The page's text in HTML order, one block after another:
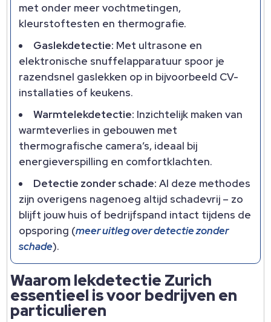
met onder meer vochtmetingen,
kleurstoftesten en thermografie.​
Gaslekdetectie: Met ultrasone en
elektronische snuffelapparatuur spoor je
razendsnel gaslekken op in bijvoorbeeld CV-
installaties of keukens.​
Warmtelekdetectie: Inzichtelijk maken van
warmteverlies in gebouwen met
thermografische camera’s, ideaal bij
energieverspilling en comfortklachten.​
Detectie zonder schade: Al deze methodes
zijn overigens nagenoeg altijd schadevrij – zo
blijft jouw huis of bedrijfspand intact tijdens de
opsporing (meer uitleg over detectie zonder
schade).​
Waarom lekdetectie Zurich
essentieel is voor bedrijven en
particulieren